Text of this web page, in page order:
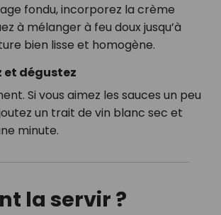
fondu, incorporez la crème
à mélanger à feu doux jusqu’à
bien lisse et homogène.
et dégustez
Si vous aimez les sauces un peu
un trait de vin blanc sec et
minute.
la servir ?